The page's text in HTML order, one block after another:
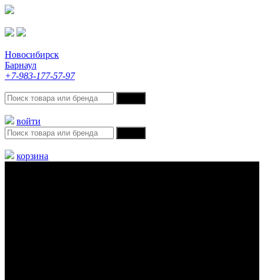
Новосибирск
Барнаул
+7-983-177-57-97
войти
корзина